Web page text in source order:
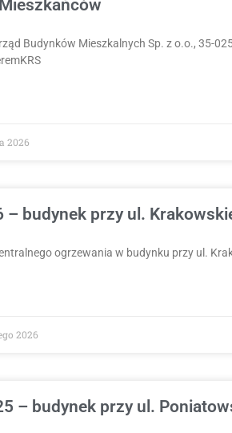
Budynków Mieszkalnych Sp. z o.o., 35-
2026
– budynek przy ul.
ogrzewania w budynku przy ul.
2026
– budynek przy ul.